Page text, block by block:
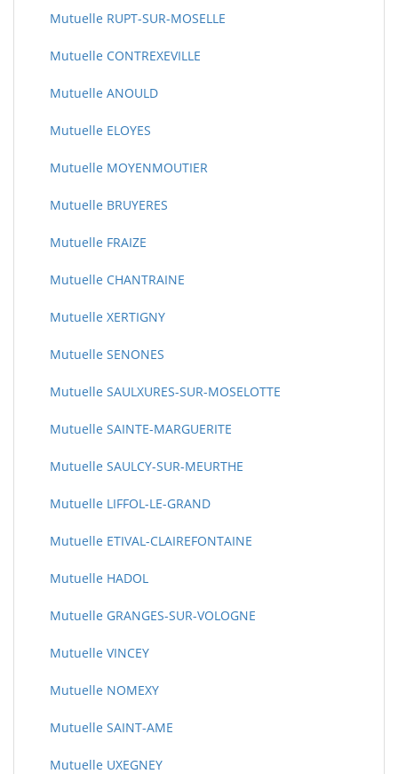
Mutuelle RUPT-SUR-MOSELLE
Mutuelle CONTREXEVILLE
Mutuelle ANOULD
Mutuelle ELOYES
Mutuelle MOYENMOUTIER
Mutuelle BRUYERES
Mutuelle FRAIZE
Mutuelle CHANTRAINE
Mutuelle XERTIGNY
Mutuelle SENONES
Mutuelle SAULXURES-SUR-MOSELOTTE
Mutuelle SAINTE-MARGUERITE
Mutuelle SAULCY-SUR-MEURTHE
Mutuelle LIFFOL-LE-GRAND
Mutuelle ETIVAL-CLAIREFONTAINE
Mutuelle HADOL
Mutuelle GRANGES-SUR-VOLOGNE
Mutuelle VINCEY
Mutuelle NOMEXY
Mutuelle SAINT-AME
Mutuelle UXEGNEY